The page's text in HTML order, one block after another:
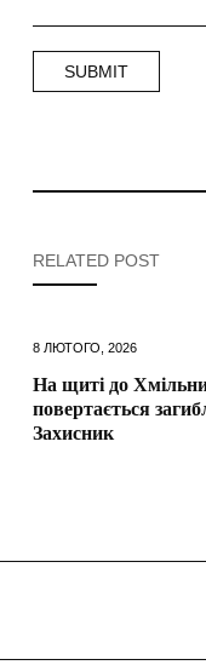
RELATED POST
8 ЛЮТОГО, 2026
На щиті до
повертається
Захисник